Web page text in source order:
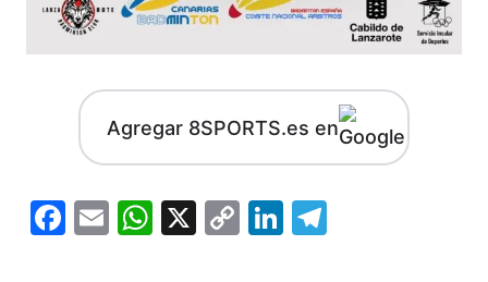
Agregar 8SPORTS.es en
Facebook
EmailWhatsApp
X
CopyLinkedIn